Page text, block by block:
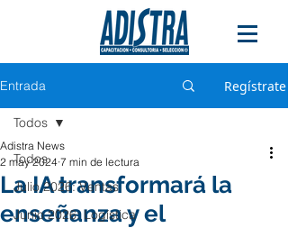
Entrada Regístrate
Todos
Julio 2026: Ventas
Junio 2026: Logística
Todos
La IA transformará la
enseñanza y el
Adistra News
2 may 2024 7 min de lectura